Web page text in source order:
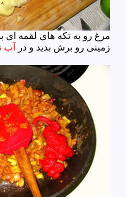
مرغ رو به تکه های لقمه
زمینی رو برش بدید و در آب